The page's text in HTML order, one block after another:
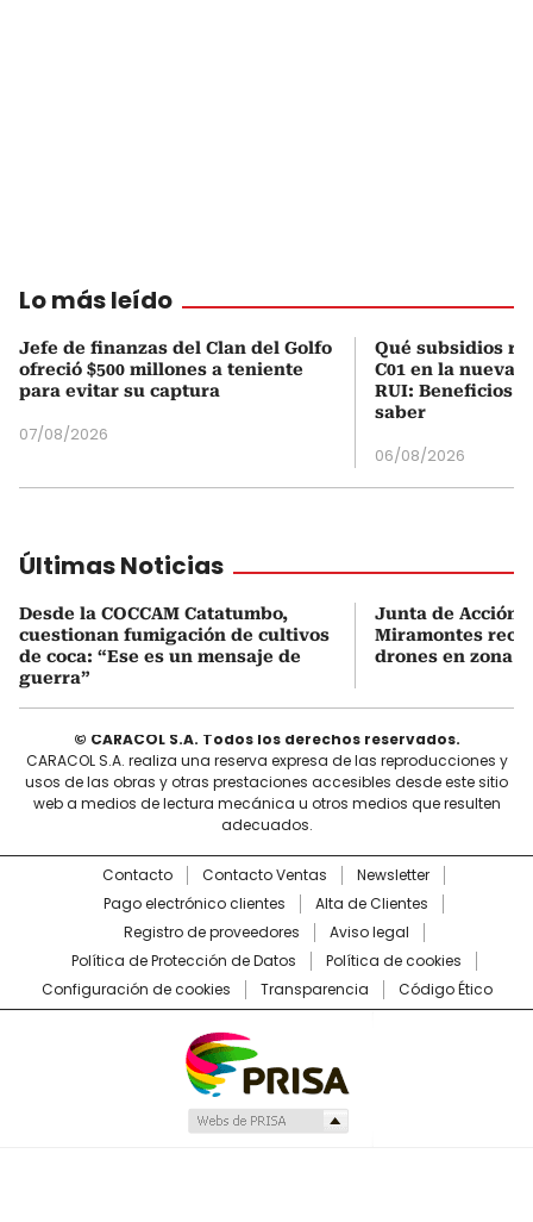
Lo más leído
Jefe de finanzas del Clan del Golfo
ofreció $500 millones a teniente
para evitar su captura
07/08/2026
Qué subsidios
C01 en la nueva
RUI: Beneficios
saber
06/08/2026
Últimas Noticias
Desde la COCCAM Catatumbo,
cuestionan fumigación de cultivos
de coca: “Ese es un mensaje de
guerra”
Junta de Acción
Miramontes
drones en zona
© CARACOL S.A. Todos los derechos reservados.
CARACOL S.A. realiza una reserva expresa de las reproducciones y
usos de las obras y otras prestaciones accesibles desde este sitio
web a medios de lectura mecánica u otros medios que resulten
adecuados.
Contacto Contacto Ventas
Newsletter
Pago electrónico clientes
Alta de Clientes
Registro de proveedores
Aviso legal
Política de Protección de Datos
Política de cookies
Configuración de cookies
Transparencia Código Ético